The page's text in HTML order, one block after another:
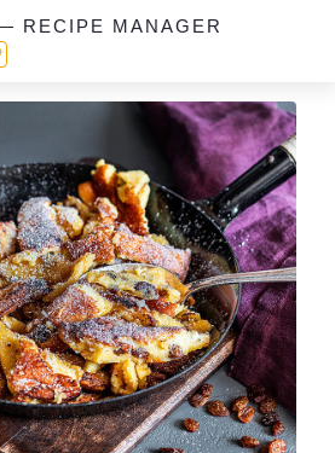
RECIPE MANAGER